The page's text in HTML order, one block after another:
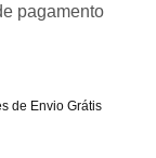
pagamento
de Envio Grátis